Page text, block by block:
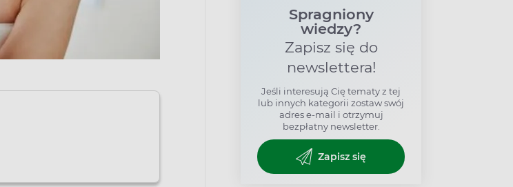
Spragniony
wiedzy?
Zapisz się do
newslettera!
Jeśli interesują Cię tematy z tej
lub innych kategorii zostaw swój
adres e-mail i otrzymuj
bezpłatny newsletter.
Zapisz się